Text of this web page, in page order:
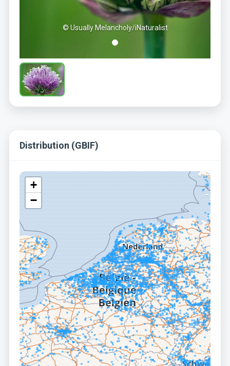
© Usually Melancholy/iNaturalist
Distribution (GBIF)
+
−